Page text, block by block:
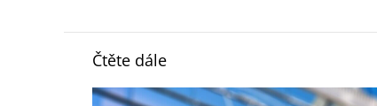
Čtěte dále